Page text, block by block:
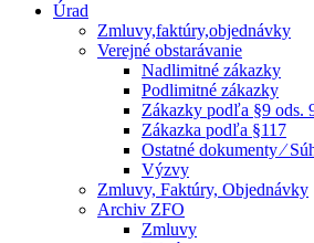
Úrad
Zmluvy,faktúry,objednávky
Verejné obstarávanie
Nadlimitné zákazky
Podlimitné zákazky
Zákazky podľa §9 ods.
Zákazka podľa §117
Ostatné dokumenty ⁄
Výzvy
Zmluvy, Faktúry, Objednávky
Archiv ZFO
Zmluvy